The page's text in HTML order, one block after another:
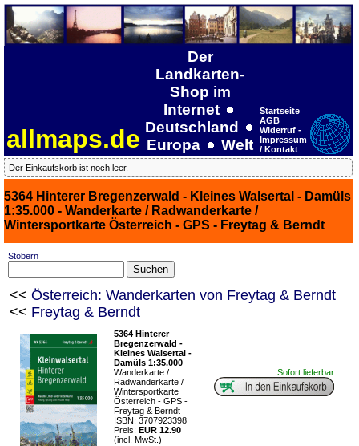
allmaps.de
Der
Landkarten-
Shop im
Internet
Deutschland
Europa
Welt
Startseite
AGB
Widerruf -
Impressum
/ Kontakt
Der Einkaufskorb ist noch leer.
5364 Hinterer Bregenzerwald - Kleines Walsertal - Damüls
1:35.000 - Wanderkarte / Radwanderkarte /
Wintersportkarte Österreich - GPS - Freytag & Berndt
Stöbern
<< Österreich: Wanderkarten von Freytag & Berndt
<< Freytag & Berndt
5364 Hinterer
Bregenzerwald -
Kleines Walsertal -
Damüls 1:35.000 -
Wanderkarte /
Radwanderkarte /
Wintersportkarte
Österreich - GPS -
Freytag & Berndt
ISBN: 3707923398
Preis: EUR 12.90
(incl. MwSt.)
Sofort lieferbar